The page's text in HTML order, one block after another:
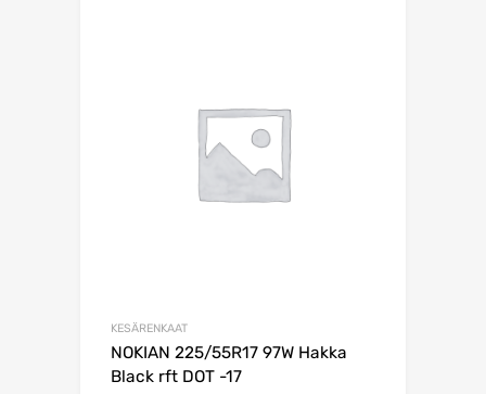
KESÄRENKAAT
NOKIAN 225/55R17 97W Hakka
Black rft DOT -17